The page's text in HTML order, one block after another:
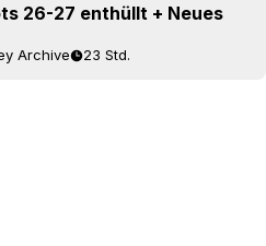
26-27 enthüllt + Neues
Archive 23 Std.